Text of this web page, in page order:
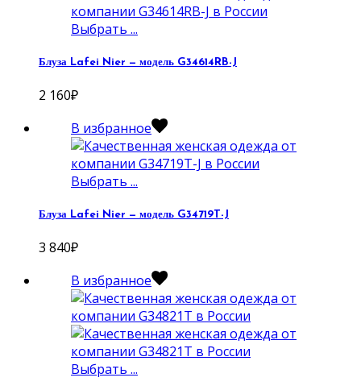
Выбрать ...
Блуза Lafei Nier — модель G34614RB-J
2 160₽
В избранное
Выбрать ...
Блуза Lafei Nier — модель G34719T-J
3 840₽
В избранное
Выбрать ...